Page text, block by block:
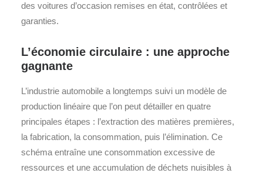
des voitures d’occasion remises en état, contrôlées et
garanties.
L’économie circulaire : une approche
gagnante
L’industrie automobile a longtemps suivi un modèle de
production linéaire que l’on peut détailler en quatre
principales étapes : l’extraction des matières premières,
la fabrication, la consommation, puis l’élimination. Ce
schéma entraîne une consommation excessive de
ressources et une accumulation de déchets nuisibles à